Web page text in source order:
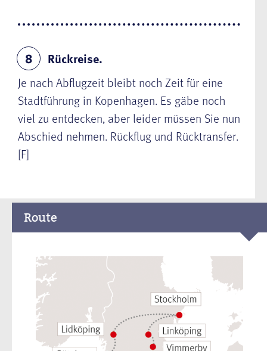
8
Rückreise.
Je nach Abflugzeit bleibt noch Zeit für eine
Stadtführung in Kopenhagen. Es gäbe noch
viel zu entdecken, aber leider müssen Sie nun
Abschied nehmen. Rückflug und Rücktransfer.
[F]
Route